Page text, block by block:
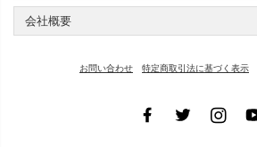
会社概要
お問い合わせ 特定商取引法に基づく表示